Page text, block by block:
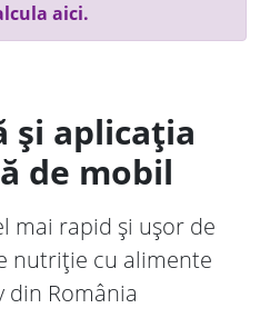
aici.
și aplicația
de mobil
mai rapid și ușor de
nutriție cu alimente
din România